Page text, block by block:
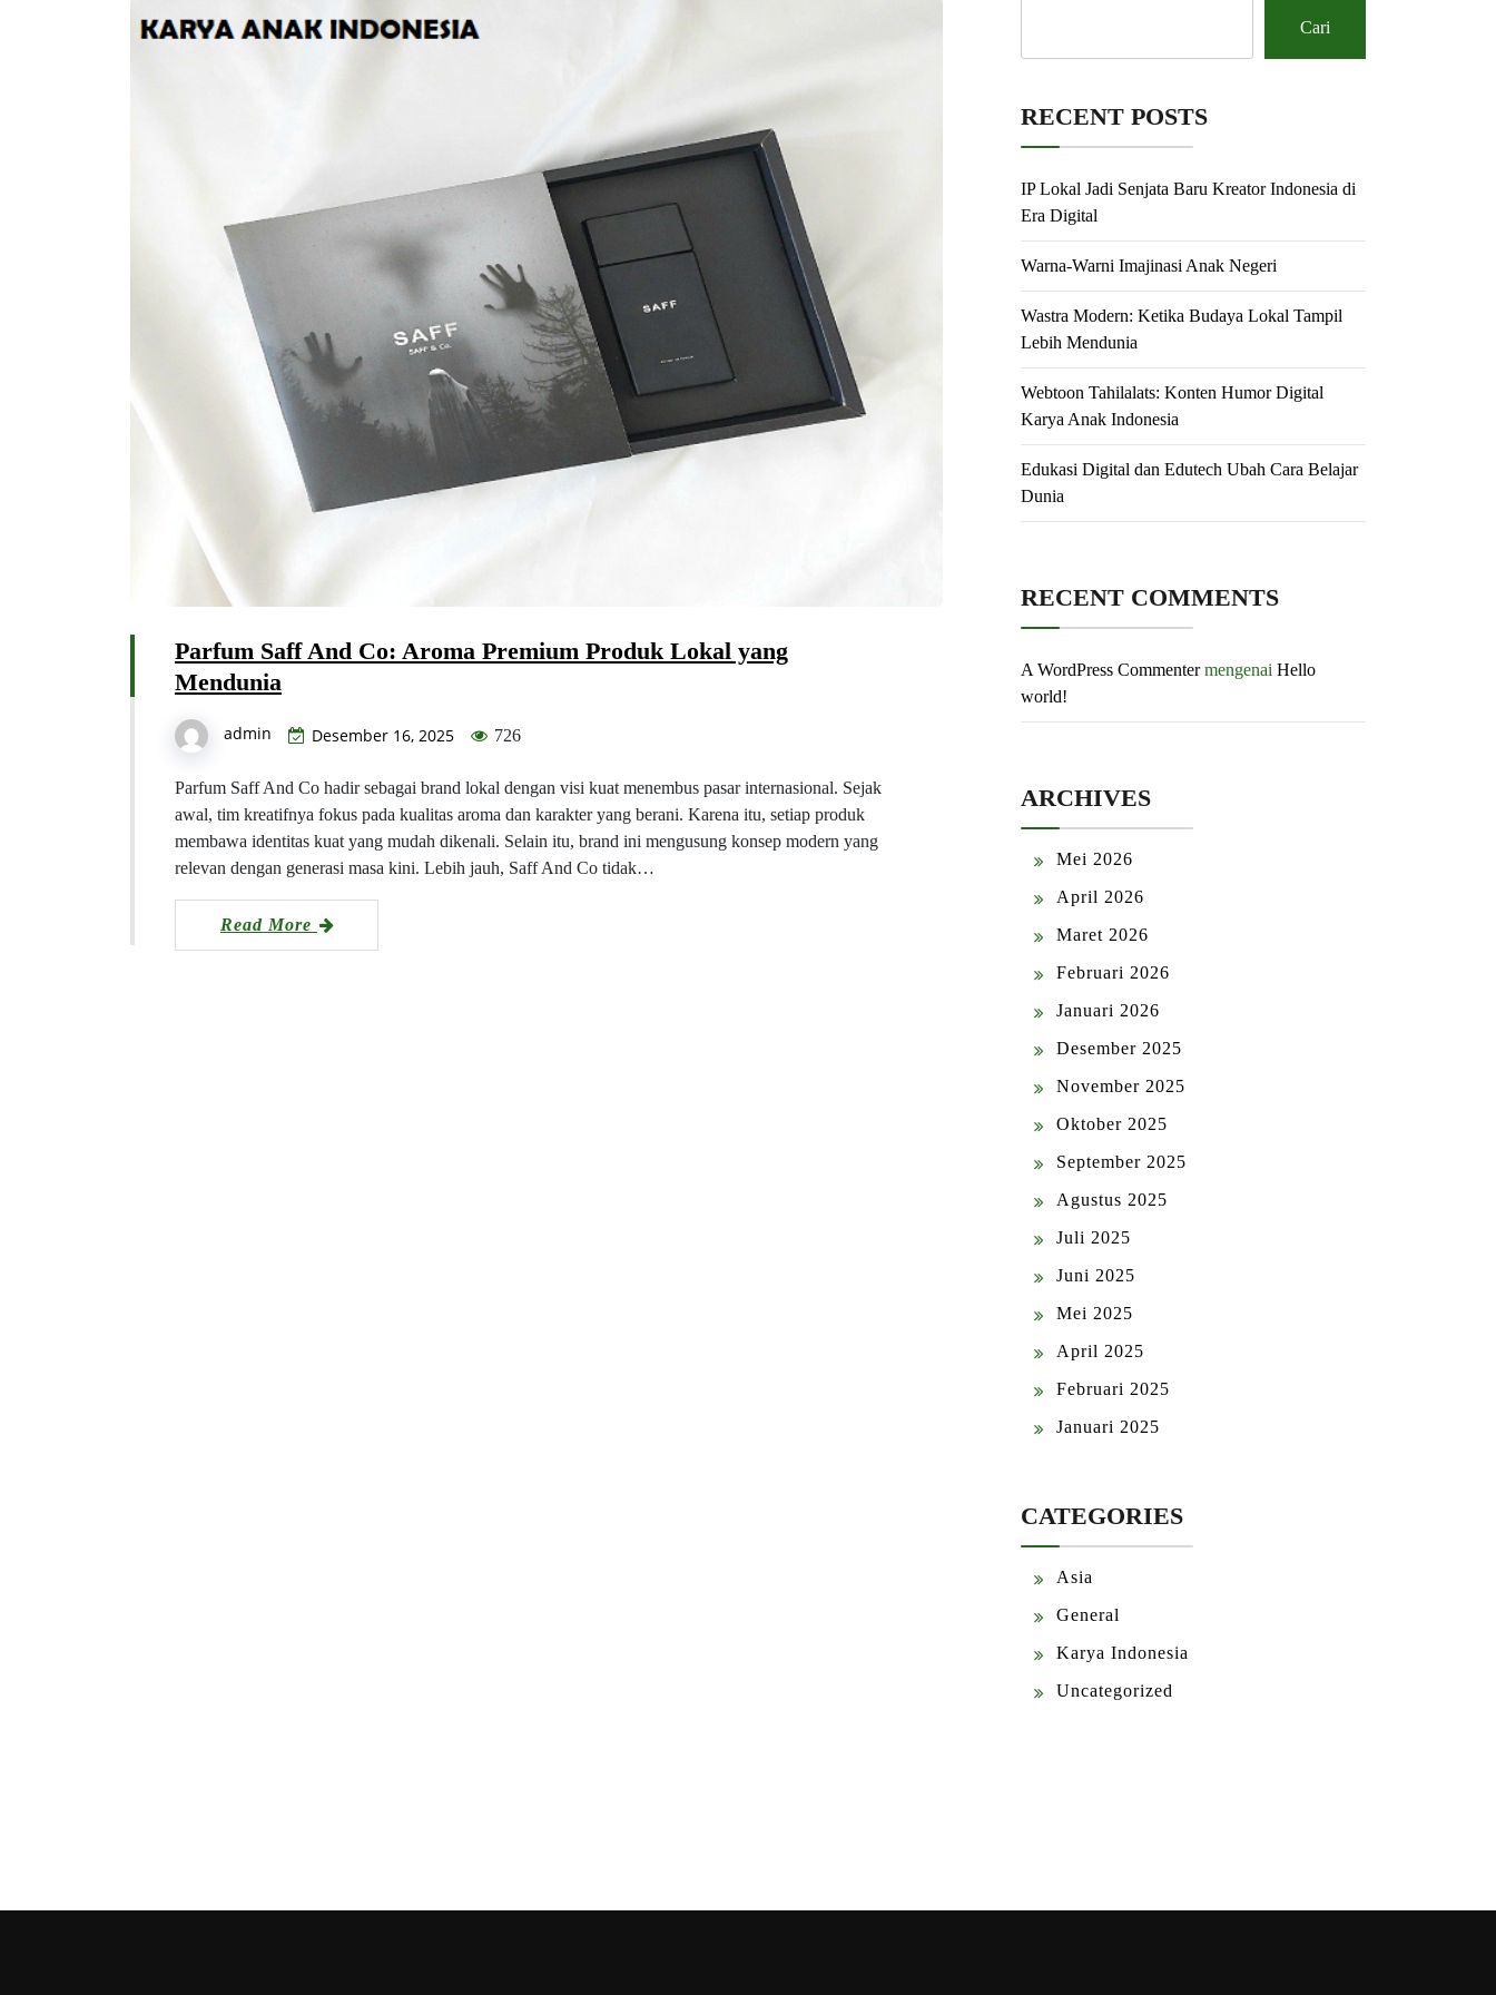
Parfum Saff And Co: Aroma Premium Produk Lokal yang
Mendunia
admin Desember 16, 2025 726
Parfum Saff And Co hadir sebagai brand lokal dengan visi kuat menembus pasar internasional. Sejak
awal, tim kreatifnya fokus pada kualitas aroma dan karakter yang berani. Karena itu, setiap produk
membawa identitas kuat yang mudah dikenali. Selain itu, brand ini mengusung konsep modern yang
relevan dengan generasi masa kini. Lebih jauh, Saff And Co tidak…
Read More
Cari
RECENT POSTS
IP Lokal Jadi Senjata Baru Kreator Indonesia di
Era Digital
Warna-Warni Imajinasi Anak Negeri
Wastra Modern: Ketika Budaya Lokal Tampil
Lebih Mendunia
Webtoon Tahilalats: Konten Humor Digital
Karya Anak Indonesia
Edukasi Digital dan Edutech Ubah Cara Belajar
Dunia
RECENT COMMENTS
A WordPress Commentermengenai Hello
world!
ARCHIVES
Mei 2026
April 2026
Maret 2026
Februari 2026
Januari 2026
Desember 2025
November 2025
Oktober 2025
September 2025
Agustus 2025
Juli 2025
Juni 2025
Mei 2025
April 2025
Februari 2025
Januari 2025
CATEGORIES
Asia
General
Karya Indonesia
Uncategorized